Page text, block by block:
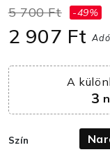
5 700 Ft -49%
2 907 Ft
A
3
Szín